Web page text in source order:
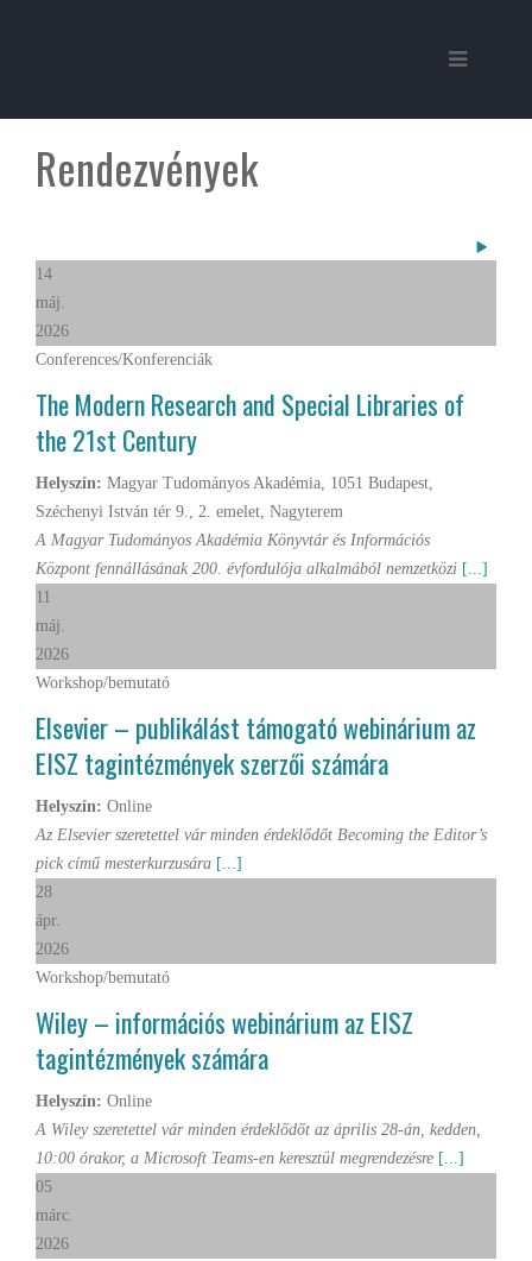
Rendezvények
14
máj.
2026
Conferences/Konferenciák
The Modern Research and Special Libraries of
the 21st Century
Helyszín: Magyar Tudományos Akadémia, 1051 Budapest,
Széchenyi István tér 9., 2. emelet, Nagyterem
A Magyar Tudományos Akadémia Könyvtár és Információs
Központ fennállásának 200. évfordulója alkalmából nemzetközi [...]
11
máj.
2026
Workshop/bemutató
Elsevier – publikálást támogató webinárium az
EISZ tagintézmények szerzői számára
Helyszín: Online
Az Elsevier szeretettel vár minden érdeklődőt Becoming the Editor’s
pick című mesterkurzusára [...]
28
ápr.
2026
Workshop/bemutató
Wiley – információs webinárium az EISZ
tagintézmények számára
Helyszín: Online
A Wiley szeretettel vár minden érdeklődőt az április 28-án, kedden,
10:00 órakor, a Microsoft Teams-en keresztül megrendezésre [...]
05
márc.
2026